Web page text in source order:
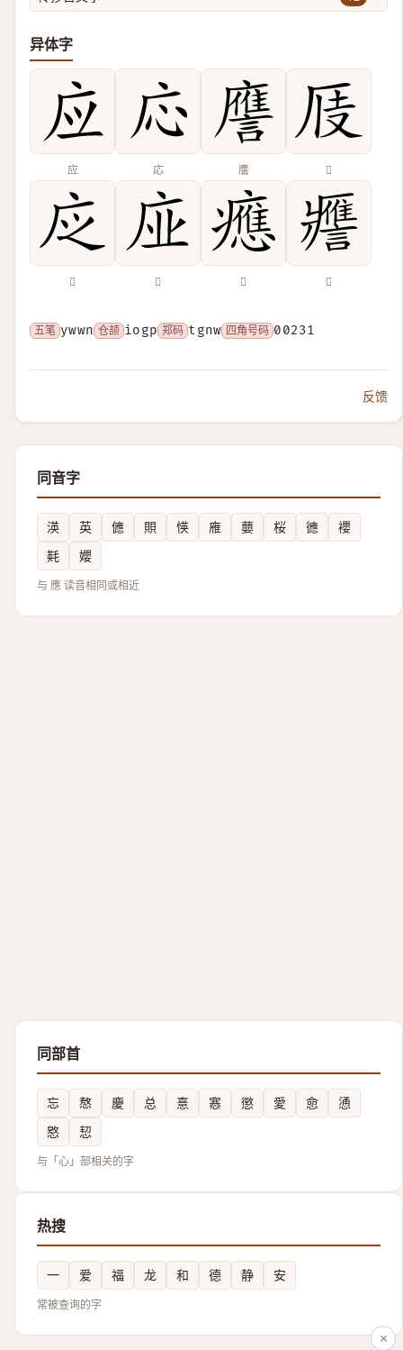
异体字
应 応 譍 𠩍
𢇭 𢈀 𤻮 𧭭
五笔 ywwn 仓颉 iogp 郑码 tgnw 四角号码 00231
反馈
同音字
渶 英 㒣 賏 愥 䧹 蘡 桜 㣹
䙬
㲟
孆
与 應 读音相同或相近
同部首
忘 㥿 慶 总 憙 㥶 懲 愛 㥐
慂
㦘
恝
与「心」部相关的字
热搜
一 爱 福 龙 和 德 静 安
常被查询的字
×